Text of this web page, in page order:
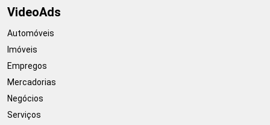
VideoAds
Automóveis
Imóveis
Empregos
Mercadorias
Negócios
Serviços